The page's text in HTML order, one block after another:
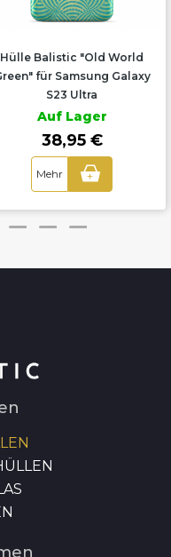
Hülle Balistic "Old World
für Samsung Galaxy
S23 Ultra
Auf Lager
38,95 €
Mehr +